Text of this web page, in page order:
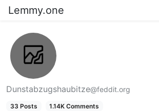
Lemmy.one
Dunstabzugshaubitze@feddit.org
33 Posts 1.14K Comments